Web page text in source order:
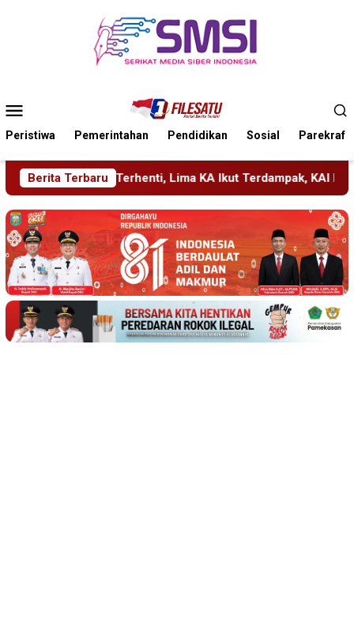
Mobile
Peristiwa Pemerintahan Pendidikan Sosial Parekraf
Berita Terbaru
KA Ikut Terdampak, KAI Daop 7 Gerak Cepat Pulihkan